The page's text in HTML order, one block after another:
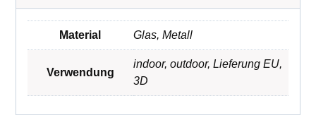
Material Glas, Metall
Verwendung
indoor, outdoor, Lieferung EU,
3D